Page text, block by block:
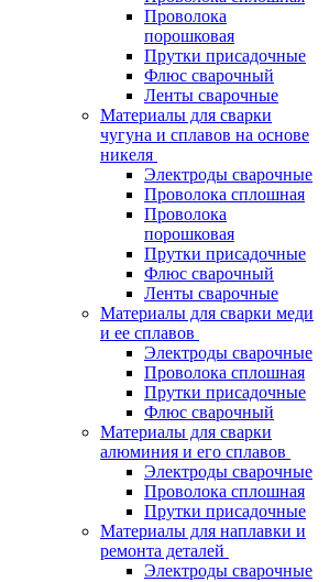
Проволока
порошковая
Прутки присадочные
Флюс сварочный
Ленты сварочные
Материалы для сварки
чугуна и сплавов на основе
никеля
Электроды сварочные
Проволока сплошная
Проволока
порошковая
Прутки присадочные
Флюс сварочный
Ленты сварочные
Материалы для сварки меди
и ее сплавов
Электроды сварочные
Проволока сплошная
Прутки присадочные
Флюс сварочный
Материалы для сварки
алюминия и его сплавов
Электроды сварочные
Проволока сплошная
Прутки присадочные
Материалы для наплавки и
ремонта деталей
Электроды сварочные